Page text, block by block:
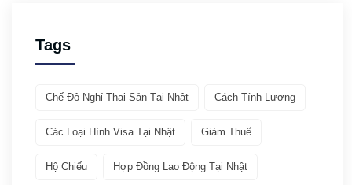
Văn hóa & Du lịch
Tags
Chế Độ Nghỉ Thai Sản Tại Nhật Cách Tính Lương
Các Loại Hình Visa Tại Nhật Giảm Thuế
Hộ Chiếu Hợp Đồng Lao Động Tại Nhật